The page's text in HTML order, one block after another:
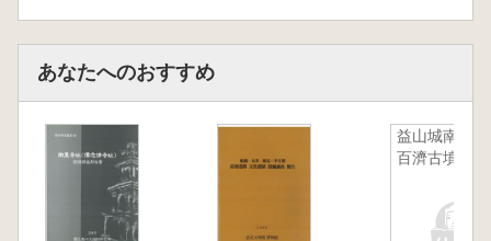
あなたへのおすすめ
益山城南里
百濟古墳群